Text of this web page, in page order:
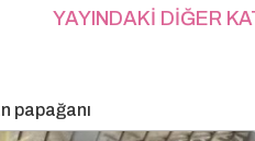
YAYINDAKİ DİĞER
papağanı